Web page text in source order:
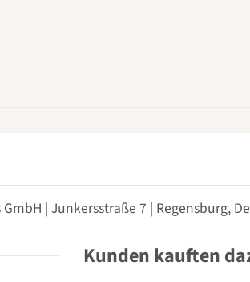
| Junkersstraße 7 | Regensburg,
Kunden kauften